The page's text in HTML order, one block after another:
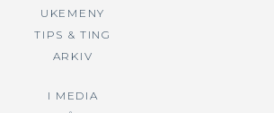
UKEMENY
TIPS & TING
ARKIV
I MEDIA